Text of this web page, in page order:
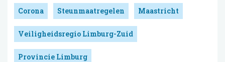
Corona Steunmaatregelen Maastricht
Veiligheidsregio Limburg-Zuid
Provincie Limburg